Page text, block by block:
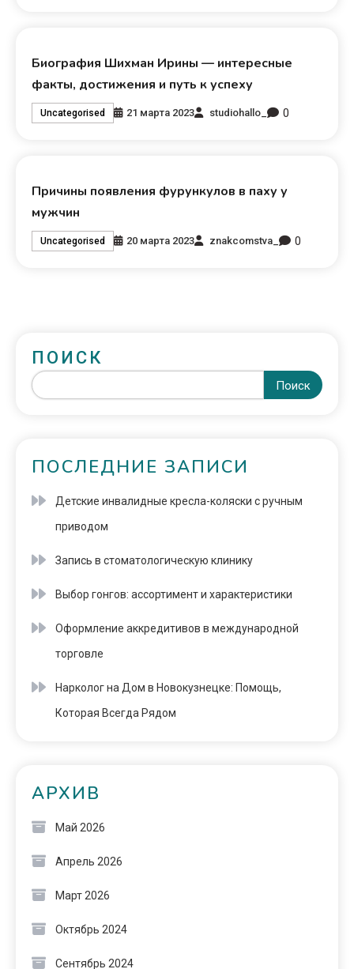
Биография Шихман Ирины — интересные
факты, достижения и путь к успеху
Uncategorised 21 марта 2023 studiohallo_ 0
Причины появления фурункулов в паху у
мужчин
Uncategorised 20 марта 2023 znakcomstva_ 0
ПОИСК
Поиск
ПОСЛЕДНИЕ ЗАПИСИ
Детские инвалидные кресла-коляски с ручным
приводом
Запись в стоматологическую клинику
Выбор гонгов: ассортимент и характеристики
Оформление аккредитивов в международной
торговле
Нарколог на Дом в Новокузнецке: Помощь,
Которая Всегда Рядом
АРХИВ
Май 2026
Апрель 2026
Март 2026
Октябрь 2024
Сентябрь 2024